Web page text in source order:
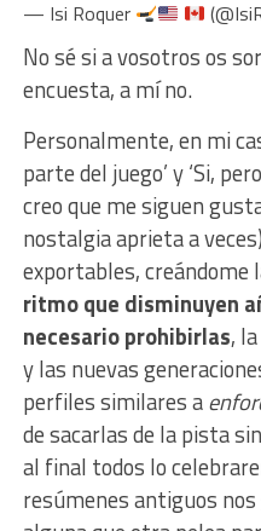
— Isi Roquer
No sé si a vosotros os
encuesta, a mí no.
Personalmente, en mi
parte del juego’ y ‘Si,
creo que me siguen
nostalgia aprieta a
exportables, creándome
ritmo que disminuyen
necesario prohibirlas,
y las nuevas
perfiles similares a
de sacarlas de la pista
al final todos lo
resúmenes antiguos